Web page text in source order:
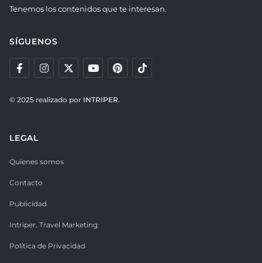
Tenemos los contenidos que te interesan.
SÍGUENOS
© 2025 realizado por INTRIPER.
LEGAL
Quienes somos
Contacto
Publicidad
Intriper. Travel Marketing
Política de Privacidad